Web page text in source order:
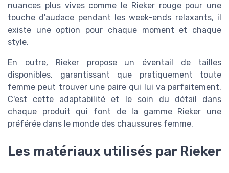
nuances plus vives comme le Rieker rouge pour une
touche d'audace pendant les week-ends relaxants, il
existe une option pour chaque moment et chaque
style.
En outre, Rieker propose un éventail de tailles
disponibles, garantissant que pratiquement toute
femme peut trouver une paire qui lui va parfaitement.
C'est cette adaptabilité et le soin du détail dans
chaque produit qui font de la gamme Rieker une
préférée dans le monde des chaussures femme.
Les matériaux utilisés par Rieker